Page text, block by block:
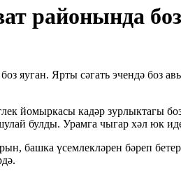
районында
яуган. Ярты сәгать эчендә боз
йомыркасы кадәр зурлыктагы
булды. Урамга чыгар хәл юк
башка үсемлекләрен бәреп